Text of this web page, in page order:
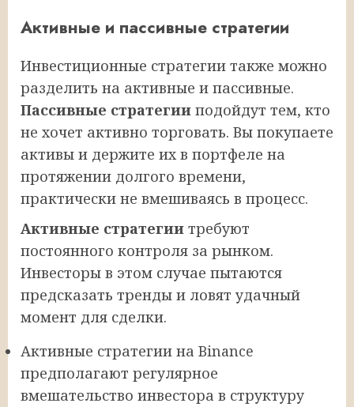
Активные и пассивные стратегии
Инвестиционные стратегии также можно
разделить на активные и пассивные.
Пассивные стратегии подойдут тем, кто
не хочет активно торговать. Вы покупаете
активы и держите их в портфеле на
протяжении долгого времени,
практически не вмешиваясь в процесс.
Активные стратегии требуют
постоянного контроля за рынком.
Инвесторы в этом случае пытаются
предсказать тренды и ловят удачный
момент для сделки.
Активные стратегии на Binance
предполагают регулярное
вмешательство инвестора в структуру